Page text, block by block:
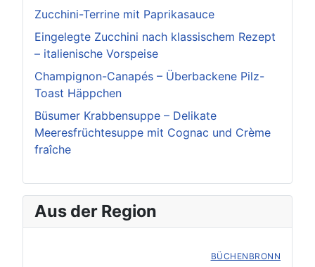
Zucchini-Terrine mit Paprikasauce
Eingelegte Zucchini nach klassischem Rezept
– italienische Vorspeise
Champignon-Canapés – Überbackene Pilz-
Toast Häppchen
Büsumer Krabbensuppe – Delikate
Meeresfrüchtesuppe mit Cognac und Crème
fraîche
Aus der Region
BÜCHENBRONN